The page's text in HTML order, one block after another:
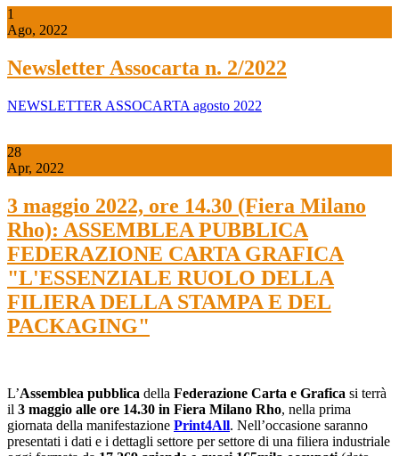
1
Ago, 2022
Newsletter Assocarta n. 2/2022
NEWSLETTER ASSOCARTA agosto 2022
28
Apr, 2022
3 maggio 2022, ore 14.30 (Fiera Milano
Rho): ASSEMBLEA PUBBLICA
FEDERAZIONE CARTA GRAFICA
"L'ESSENZIALE RUOLO DELLA
FILIERA DELLA STAMPA E DEL
PACKAGING"
L’Assemblea pubblica della Federazione Carta e Grafica si terrà
il 3 maggio alle ore 14.30 in Fiera Milano Rho, nella prima
giornata della manifestazione Print4All. Nell’occasione saranno
presentati i dati e i dettagli settore per settore di una filiera industriale